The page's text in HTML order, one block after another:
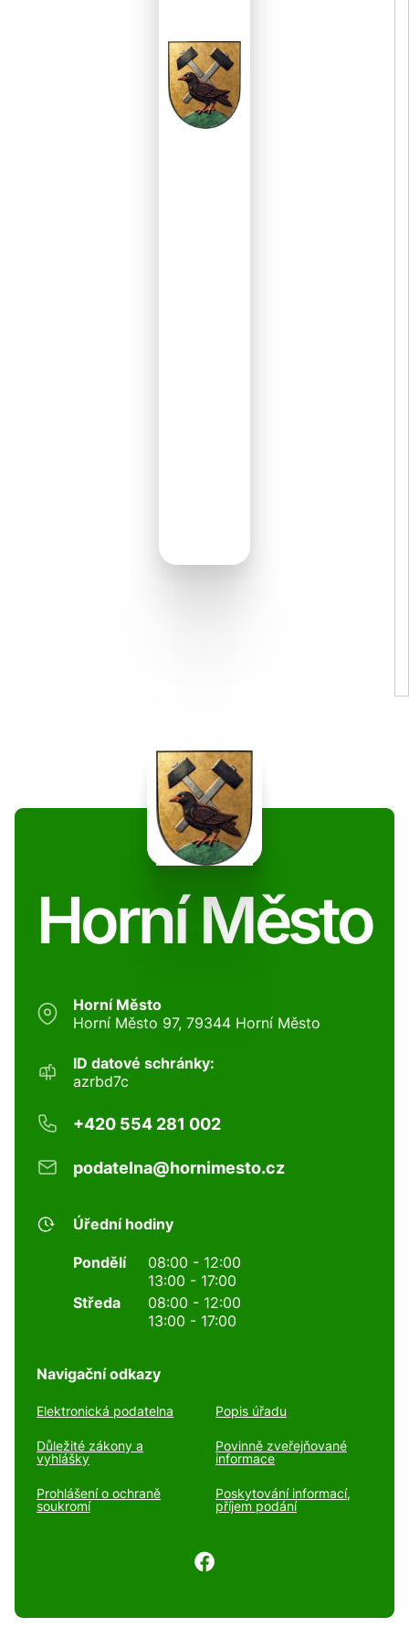
Horní Město
Horní Město
Horní Město 97, 79344 Horní Město
ID datové schránky:
azrbd7c
+420 554 281 002
podatelna@hornimesto.cz
Úřední hodiny
Pondělí
08:00 - 12:00
13:00 - 17:00
Středa
08:00 - 12:00
13:00 - 17:00
Navigační odkazy
Elektronická podatelna Popis úřadu
Důležité zákony a
vyhlášky
Povinně zveřejňované
informace
Prohlášení o ochraně
soukromí
Poskytování informací,
příjem podání